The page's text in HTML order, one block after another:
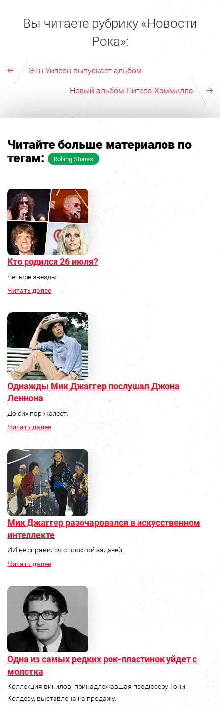
Вы читаете рубрику «Новости
Рока»:
Энн Уилсон выпускает альбом
Новый альбом Питера Хэммилла
Читайте больше материалов по
тегам:
Rolling Stones
Кто родился 26 июля?
Четыре звезды.
Читать далее
Однажды Мик Джаггер послушал Джона
Леннона
До сих пор жалеет.
Читать далее
Мик Джаггер разочаровался в искусственном
интеллекте
ИИ не справился с простой задачей.
Читать далее
Одна из самых редких рок-пластинок уйдет с
молотка
Коллекция винилов, принадлежавшая продюсеру Тони
Колдеру, выставлена на продажу.